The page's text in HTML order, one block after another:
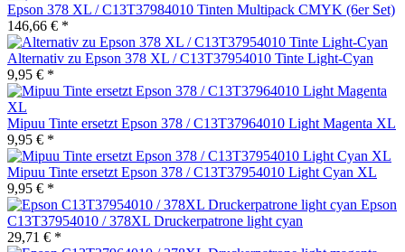
Epson 378 XL / C13T37984010 Tinten Multipack CMYK (6er Set)
146,66 € *
Alternativ zu Epson 378 XL / C13T37954010 Tinte Light-Cyan
9,95 € *
Mipuu Tinte ersetzt Epson 378 / C13T37964010 Light Magenta XL
9,95 € *
Mipuu Tinte ersetzt Epson 378 / C13T37954010 Light Cyan XL
9,95 € *
Epson
C13T37954010 / 378XL Druckerpatrone light cyan
29,71 € *